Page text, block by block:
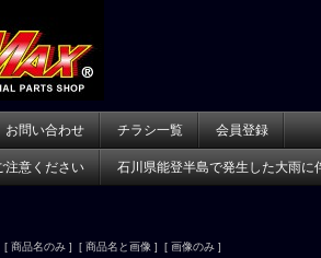
お問い合わせ チラシ一覧 会員登録
注意ください 石川県能登半島で発生した大雨に
[ 商品名のみ ] [ 商品名と画像 ] [ 画像のみ ]